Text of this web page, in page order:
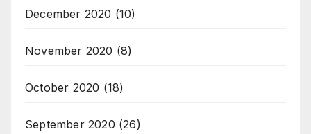
December 2020 (10)
November 2020 (8)
October 2020 (18)
September 2020 (26)